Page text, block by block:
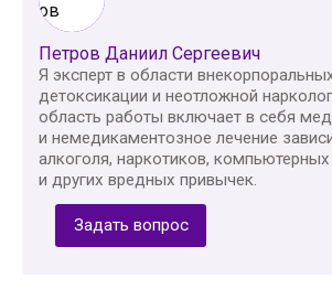
Петров Даниил Сергеевич
Я эксперт в области
детоксикации и неотложной
область работы включает в себя
и немедикаментозное лечение
алкоголя, наркотиков, компьютерных
и других вредных привычек.
Задать вопрос